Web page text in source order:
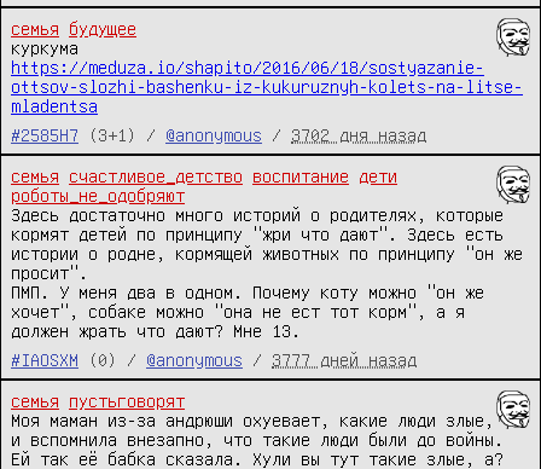
семья
будущее
https://meduza.io/shapito/2016/06/18/sostyazanie-
ottsov-slozhi-bashenku-iz-kukuruznyh-kolets-na-litse-
mladentsa
#2585H7
(3+1) / @anonymous / 3702 дня назад
семья счастливое_детство воспитание
дети
роботы_не_одобряют
Здесь достаточно много историй о родителях, которые
кормят детей по принципу "жри что дают". Здесь есть
истории о родне, кормящей животных по принципу "он же
просит".
ПМП. У меня два в одном. Почему коту можно "он же
хочет", собаке можно "она не ест тот корм", а я
должен жрать что дают? Мне 13.
#IAOSXM
(0) / @anonymous / 3777 дней назад
семья
пустьговорят
Моя маман из-за андрюши охуевает, какие люди злые,
и вспомнила внезапно, что такие люди были до войны.
Ей так её бабка сказала. Хули вы тут такие злые, а?